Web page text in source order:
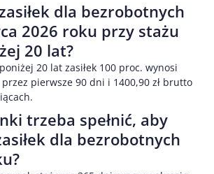
dla bezrobotnych
2026 roku przy stażu
20 lat?
20 lat zasiłek 100 proc. wynosi
przez pierwsze 90 dni i 1400,90 zł brutto
trzeba spełnić, aby
dla bezrobotnych